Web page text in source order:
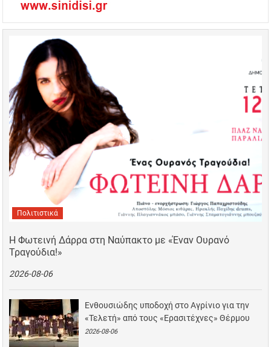
Πολιτιστικά
Η Φωτεινή Δάρρα στη Ναύπακτο με «Έναν Ουρανό
Τραγούδια!»
2026-08-06
Ενθουσιώδης υποδοχή στο Αγρίνιο για την
«Τελετή» από τους «Ερασιτέχνες» Θέρμου
2026-08-06